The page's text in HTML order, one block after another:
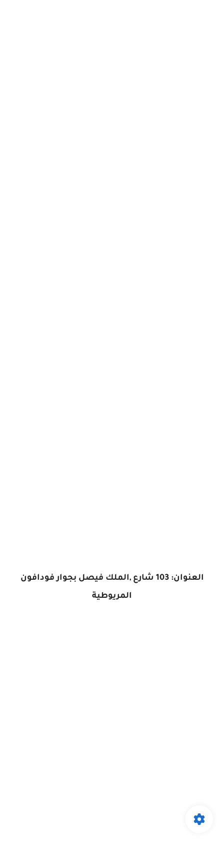
العنوان: 103 شارع ,الملك فيصل بجوار فودافون
المريوطية